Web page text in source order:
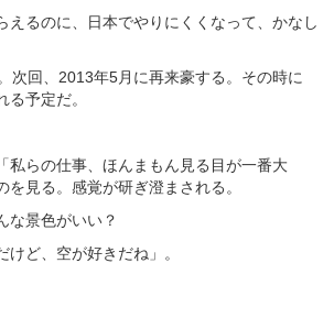
えるのに、日本でやりにくくなって、かなし
次回、2013年5月に再来豪する。その時に
る予定だ。
私らの仕事、ほんまもん見る目が一番大
を見る。感覚が研ぎ澄まされる。
な景色がいい？
けど、空が好きだね」。